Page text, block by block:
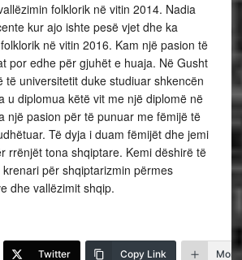
folklorik në vitin 2014. Nadia
kur ajo ishte pesë vjet dhe ka
në vitin 2016. Kam një pasion të
por edhe për gjuhët e huaja. Në Gusht
të universitetit duke studiuar shkencën
u diplomua këtë vit me një diplomë në
një pasion për të punuar me fëmijë të
Të dyja i duam fëmijët dhe jemi
rrënjët tona shqiptare. Kemi dëshirë të
për shqiptarizmin përmes
dhe vallëzimit shqip.
Twitter Copy Link More